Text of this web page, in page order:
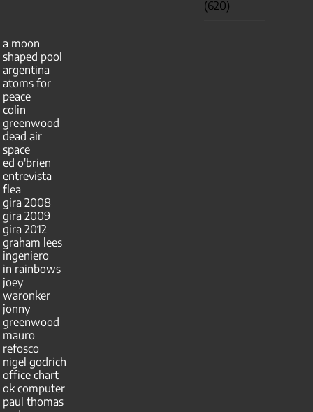
(620)
a moon
shaped pool
argentina
atoms for
peace
colin
greenwood
dead air
space
ed o'brien
entrevista
flea
gira 2008
gira 2009
gira 2012
graham lees
ingeniero
in rainbows
joey
waronker
jonny
greenwood
mauro
refosco
nigel godrich
office chart
ok computer
paul thomas